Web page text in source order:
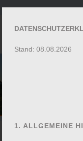
Stand: 08.08.2026
1. ALLGEMEINE